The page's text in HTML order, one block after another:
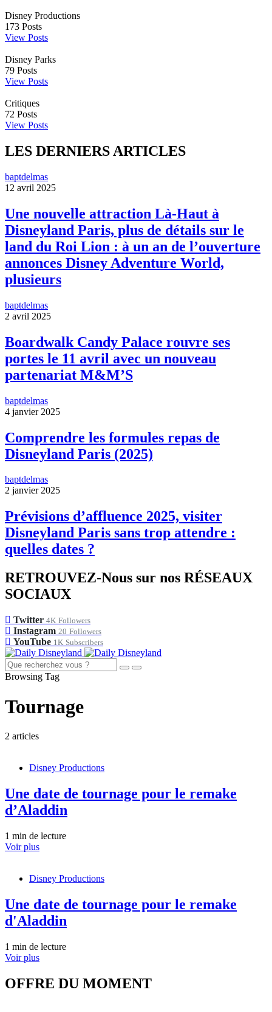
Disney Productions
173 Posts
View Posts
Disney Parks
79 Posts
View Posts
Critiques
72 Posts
View Posts
LES DERNIERS ARTICLES
baptdelmas
12 avril 2025
Une nouvelle attraction Là-Haut à
Disneyland Paris, plus de détails sur le
land du Roi Lion : à un an de l’ouverture
annonces Disney Adventure World,
plusieurs
baptdelmas
2 avril 2025
Boardwalk Candy Palace rouvre ses
portes le 11 avril avec un nouveau
partenariat M&M’S
baptdelmas
4 janvier 2025
Comprendre les formules repas de
Disneyland Paris (2025)
baptdelmas
2 janvier 2025
Prévisions d’affluence 2025, visiter
Disneyland Paris sans trop attendre :
quelles dates ?
RETROUVEZ-Nous sur nos RÉSEAUX
SOCIAUX
Twitter 4K Followers
Instagram 20 Followers
YouTube 1K Subscribers
Browsing Tag
Tournage
2 articles
Disney Productions
Une date de tournage pour le remake
d’Aladdin
1 min de lecture
Voir plus
Disney Productions
Une date de tournage pour le remake
d'Aladdin
1 min de lecture
Voir plus
OFFRE DU MOMENT